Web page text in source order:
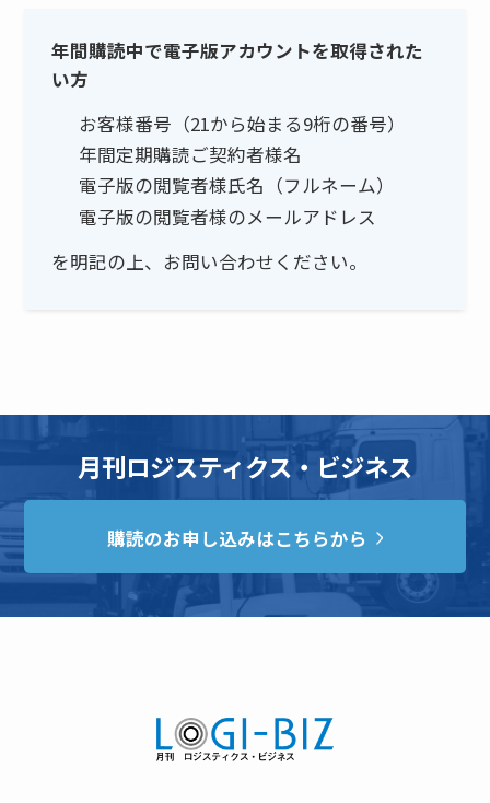
年間購読中で電子版アカウントを取得された
い方
お客様番号（21から始まる9桁の番号）
年間定期購読ご契約者様名
電子版の閲覧者様氏名（フルネーム）
電子版の閲覧者様のメールアドレス
を明記の上、お問い合わせください。
月刊ロジスティクス・ビジネス
購読のお申し込みはこちらから